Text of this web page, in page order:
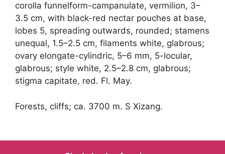
corolla funnelform-campanulate, vermilion, 3–
3.5 cm, with black-red nectar pouches at base,
lobes 5, spreading outwards, rounded; stamens
unequal, 1.5–2.5 cm, filaments white, glabrous;
ovary elongate-cylindric, 5–6 mm, 5-locular,
glabrous; style white, 2.5–2.8 cm, glabrous;
stigma capitate, red. Fl. May.
Forests, cliffs; ca. 3700 m. S Xizang.